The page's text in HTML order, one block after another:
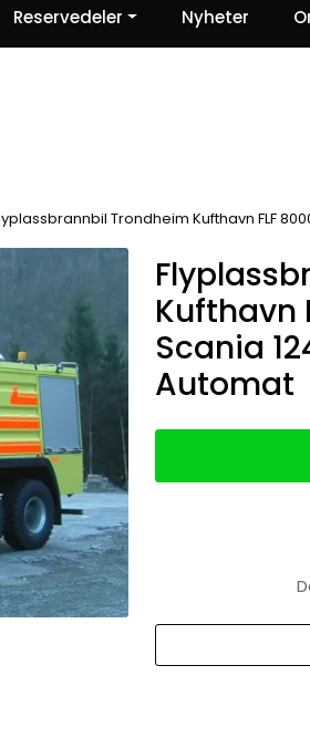
Reservedeler Nyheter
Trondheim Kufthavn FLF
Kufthavn
Scania
Automat